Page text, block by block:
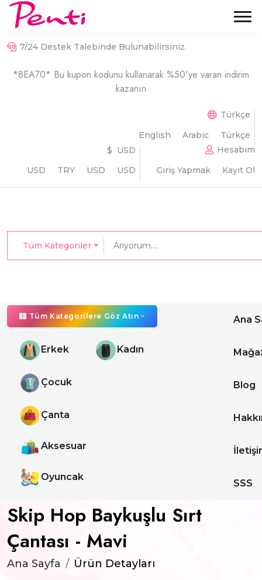
7/24 Destek Talebinde Bulunabilirsiniz.
*8EA70* Bu kupon kodunu kullanarak %50'ye varan indirim
kazanın
Türkçe
English
Arabic
Türkçe
$ USD
USD
TRY USD USD
Hesabım
Giriş Yapmak
Kayıt Ol
Tüm Kategoriler
Tüm Kategorilere Göz Atın
Erkek Kadın
Çocuk
Çanta
Aksesuar
Oyuncak
Ana
Blog
SSS
Skip Hop Baykuşlu Sırt
Çantası - Mavi
Ana Sayfa Ürün Detayları